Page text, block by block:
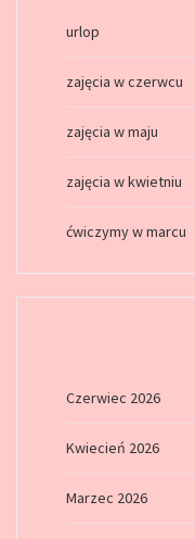
urlop
zajęcia w czerwcu
zajęcia w maju
zajęcia w kwietniu
ćwiczymy w marcu
Czerwiec 2026
Kwiecień 2026
Marzec 2026